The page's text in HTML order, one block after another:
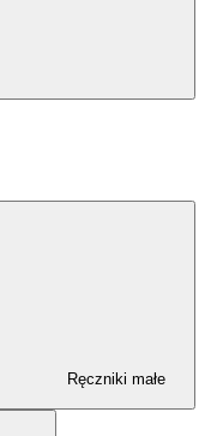
Ręczniki małe